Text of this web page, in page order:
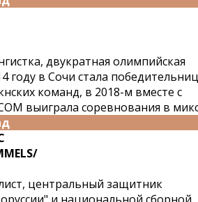
двукратная олимпийская
году в Сочи стала
команд, в 2018-м вместе с
выиграла соревнования в
центральный защитник